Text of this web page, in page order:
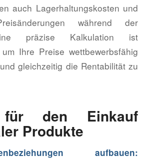
auch Lagerhaltungskosten und
während der
präzise Kalkulation ist
Ihre Preise wettbewerbsfähig
gleichzeitig die Rentabilität zu
den Einkauf
Produkte
aufbauen: